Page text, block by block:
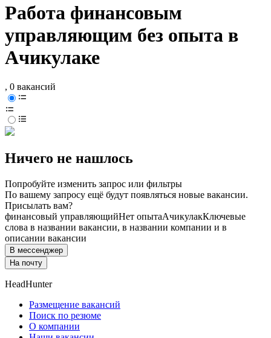
Работа финансовым
управляющим без опыта в
Ачикулаке
, 0 вакансий
Ничего не нашлось
Попробуйте изменить запрос или фильтры
По вашему запросу ещё будут появляться новые вакансии.
Присылать вам?
финансовый управляющийНет опытаАчикулакКлючевые
слова в названии вакансии, в названии компании и в
описании вакансии
В мессенджер
На почту
HeadHunter
Размещение вакансий
Поиск по резюме
О компании